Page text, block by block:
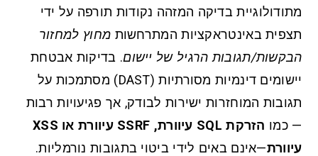
מתודולוגיית בדיקה המזהה נקודות תורפה על ידי
תצפית באינטראקציות המתרחשותמחוץ למחזור
הבקשות/תגובות הרגיל של יישום. בדיקות אבטחת
יישומים דינמיות מסורתיות (DAST) מסתמכות על
תגובות המוחזרות ישירות לבודק, אך פגיעויות רבות
— כמו
הזרקת SQL עיוורת, SSRF עיוורת או XSS
עיוורת—אינם באים לידי ביטוי בתגובות נורמליות.